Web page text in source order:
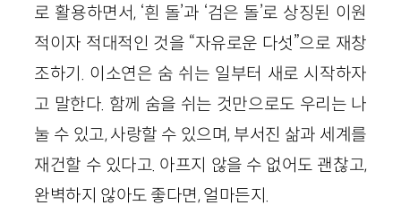
로 활용하면서, ‘흰 돌’과 ‘검은 돌’로 상징된 이원
적이자 적대적인 것을 “자유로운 다섯”으로 재창
조하기. 이소연은 숨 쉬는 일부터 새로 시작하자
고 말한다. 함께 숨을 쉬는 것만으로도 우리는 나
눌 수 있고, 사랑할 수 있으며, 부서진 삶과 세계를
재건할 수 있다고. 아프지 않을 수 없어도 괜찮고,
완벽하지 않아도 좋다면, 얼마든지.